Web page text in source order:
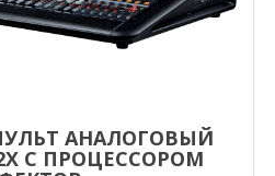
АНАЛОГОВЫЙ
С ПРОЦЕССОРОМ